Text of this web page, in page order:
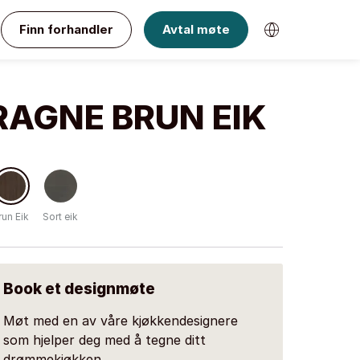
Finn forhandler Avtal møte
BRUN EIK
Eik Sort eik
Book et designmøte
Møt med en av våre kjøkkendesignere
som hjelper deg med å tegne ditt